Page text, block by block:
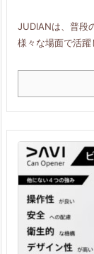
JUDIANは、普段
様々な場面で活